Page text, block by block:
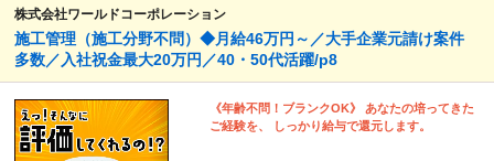
株式会社ワールドコーポレーション
施工管理（施工分野不問）◆月給46万円～／大手企業元請け案件
多数／入社祝金最大20万円／40・50代活躍/p8
《年齢不問！ブランクOK》 あなたの培ってきた
ご経験を、 しっかり給与で還元します。